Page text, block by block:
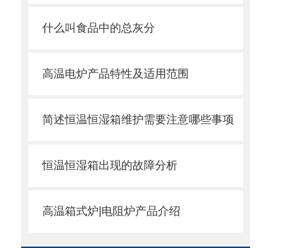
什么叫食品中的总灰分
高温电炉产品特性及适用范围
简述恒温恒湿箱维护需要注意哪些事项
恒温恒湿箱出现的故障分析
高温箱式炉|电阻炉产品介绍